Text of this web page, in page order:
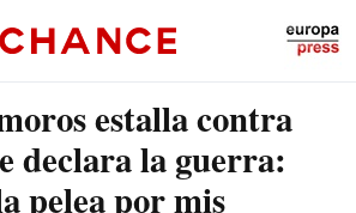
estalla contra
declara la guerra:
pelea por mis